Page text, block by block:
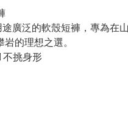
廣泛的軟殼短褲，專為在
的理想之選。
不挑身形